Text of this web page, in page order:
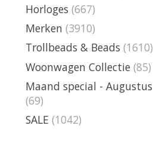
Horloges (667)
Merken (3910)
Trollbeads & Beads (1610)
Woonwagen Collectie (85)
Maand special - Augustus
(69)
SALE (1042)